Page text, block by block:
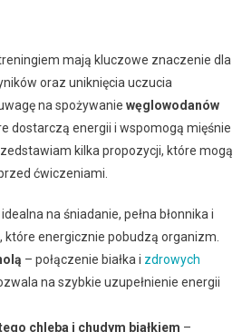
mają kluczowe znaczenie dla
oraz uniknięcia uczucia
na spożywanie węglowodanów
dostarczą energii i wspomogą mięśnie
kilka propozycji, które mogą
ćwiczeniami.
na śniadanie, pełna błonnika i
które energicznie pobudzą organizm.
– połączenie białka i zdrowych
na szybkie uzupełnienie energii
chleba i chudym białkiem –